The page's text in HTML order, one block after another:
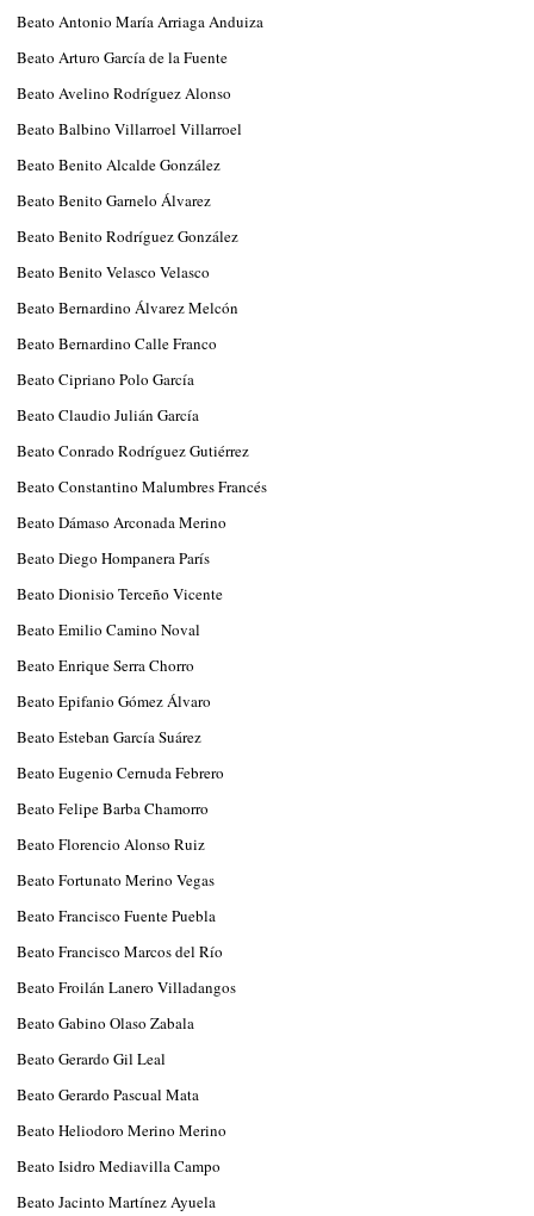
Beato Antonio María Arriaga Anduiza
Beato Arturo García de la Fuente
Beato Avelino Rodríguez Alonso
Beato Balbino Villarroel Villarroel
Beato Benito Alcalde González
Beato Benito Garnelo Álvarez
Beato Benito Rodríguez González
Beato Benito Velasco Velasco
Beato Bernardino Álvarez Melcón
Beato Bernardino Calle Franco
Beato Cipriano Polo García
Beato Claudio Julián García
Beato Conrado Rodríguez Gutiérrez
Beato Constantino Malumbres Francés
Beato Dámaso Arconada Merino
Beato Diego Hompanera París
Beato Dionisio Terceño Vicente
Beato Emilio Camino Noval
Beato Enrique Serra Chorro
Beato Epifanio Gómez Álvaro
Beato Esteban García Suárez
Beato Eugenio Cernuda Febrero
Beato Felipe Barba Chamorro
Beato Florencio Alonso Ruiz
Beato Fortunato Merino Vegas
Beato Francisco Fuente Puebla
Beato Francisco Marcos del Río
Beato Froilán Lanero Villadangos
Beato Gabino Olaso Zabala
Beato Gerardo Gil Leal
Beato Gerardo Pascual Mata
Beato Heliodoro Merino Merino
Beato Isidro Mediavilla Campo
Beato Jacinto Martínez Ayuela